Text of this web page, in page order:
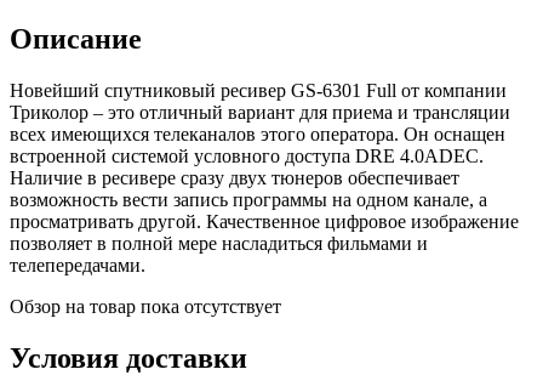
Описание
Новейший спутниковый ресивер GS-6301 Full от компании
Триколор – это отличный вариант для приема и трансляции
всех имеющихся телеканалов этого оператора. Он оснащен
встроенной системой условного доступа DRE 4.0ADEC.
Наличие в ресивере сразу двух тюнеров обеспечивает
возможность вести запись программы на одном канале, а
просматривать другой. Качественное цифровое изображение
позволяет в полной мере насладиться фильмами и
телепередачами.
Обзор на товар пока отсутствует
Условия доставки